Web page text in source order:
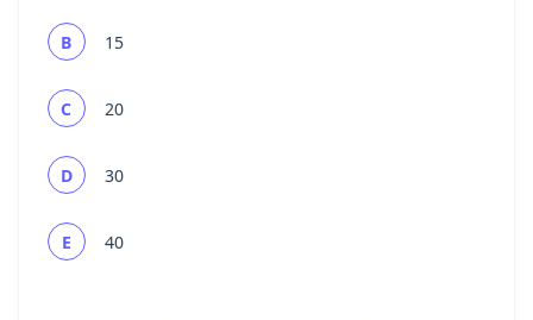
B 15
C 20
D 30
E 40